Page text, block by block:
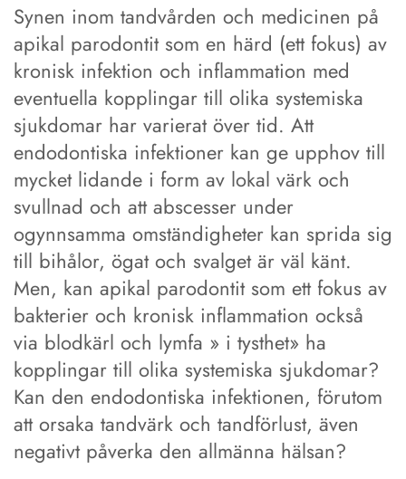
Synen inom tandvården och medicinen på
apikal parodontit som en härd (ett fokus) av
kronisk infektion och inflammation med
eventuella kopplingar till olika systemiska
sjukdomar har varierat över tid. Att
endodontiska infektioner kan ge upphov till
mycket lidande i form av lokal värk och
svullnad och att abscesser under
ogynnsamma omständigheter kan sprida sig
till bihålor, ögat och svalget är väl känt.
Men, kan apikal parodontit som ett fokus av
bakterier och kronisk inflammation också
via blodkärl och lymfa » i tysthet» ha
kopplingar till olika systemiska sjukdomar?
Kan den endodontiska infektionen, förutom
att orsaka tandvärk och tandförlust, även
negativt påverka den allmänna hälsan?